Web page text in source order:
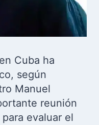
Cuba ha
según
Manuel
reunión
evaluar el